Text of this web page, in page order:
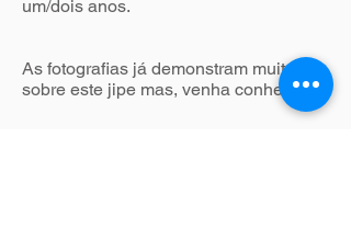
um/dois anos.
As fotografias já demonstram muito
sobre este jipe mas, venha conhecer!